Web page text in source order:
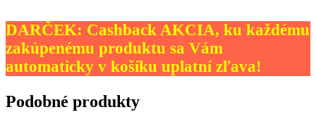
DARČEK: Cashback AKCIA, ku každému
zakúpenému produktu sa Vám
automaticky v košíku uplatní zľava!
Podobné produkty